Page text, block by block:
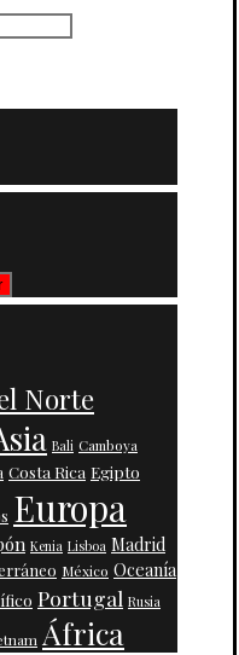
Norte
Bali Camboya
Costa Rica Egipto
Europa
Kenia Lisboa Madrid
México Oceanía
Portugal Rusia
África